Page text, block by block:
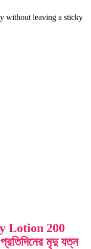
without leaving a sticky
Lotion 200
মৃদু যত্ন